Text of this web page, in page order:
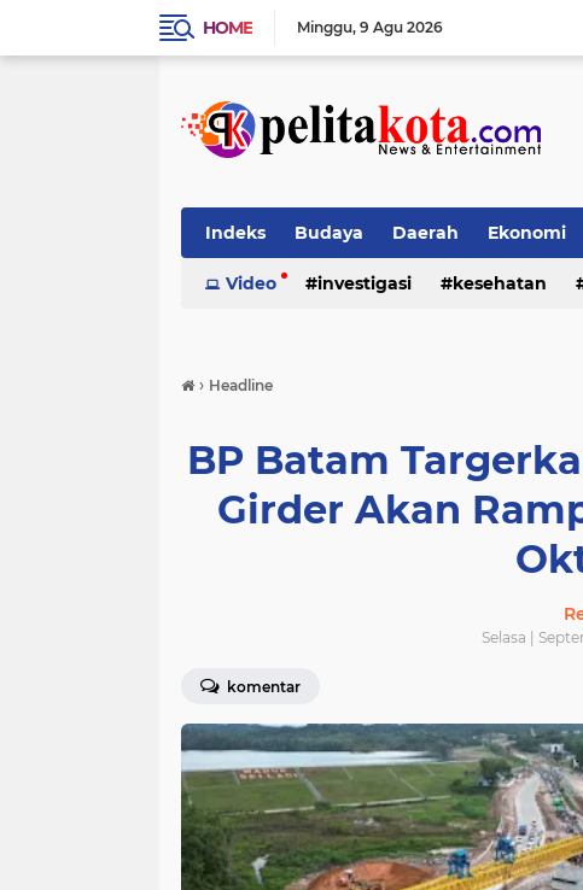
HOME Minggu 9 Agu 2026
Indeks Budaya Daerah Ekonomi
Pendidikan Politik Sosial
Video investigasi kesehatan
› Headline
BP Batam
Girder Akan
Selasa |
komentar